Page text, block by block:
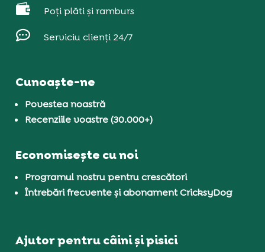
 Poți plăti și ramburs
 Serviciu clienți 24/7
Cunoaște-ne
Povestea noastră
Recenziile voastre (30.000+)
Economisește cu noi
Programul nostru pentru crescători
Întrebări frecvente și abonament CricksyDog
Ajutor pentru câini și pisici